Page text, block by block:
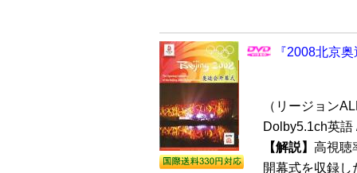
『2008北京
（リージョン
Dolby5.1ch英
【解説】 高視聴
開幕式を収録